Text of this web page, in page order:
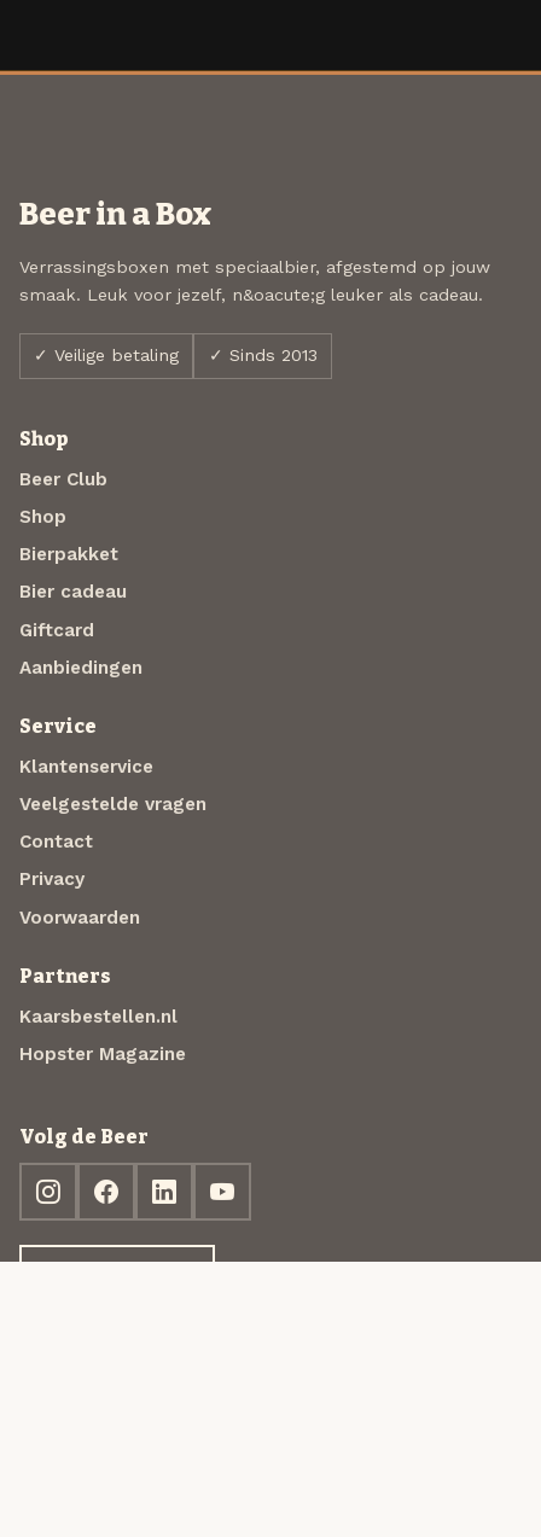
Beer in a Box
Verrassingsboxen met speciaalbier, afgestemd op jouw
smaak. Leuk voor jezelf, n&oacute;g leuker als cadeau.
✓ Veilige betaling ✓ Sinds 2013
Shop
Beer Club
Shop
Bierpakket
Bier cadeau
Giftcard
Aanbiedingen
Service
Klantenservice
Veelgestelde vragen
Contact
Privacy
Voorwaarden
Partners
Kaarsbestellen.nl
Hopster Magazine
Volg de Beer